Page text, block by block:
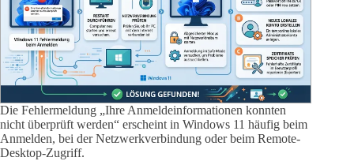
Die Fehlermeldung „Ihre Anmeldeinformationen konnten
nicht überprüft werden“ erscheint in Windows 11 häufig beim
Anmelden, bei der Netzwerkverbindung oder beim Remote-
Desktop-Zugriff.